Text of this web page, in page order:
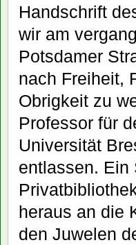
Handschrift
wir am
Potsdamer
nach Freiheit,
Obrigkeit zu
Professor für
Universität
entlassen. Ein
heraus an die
den Juwelen